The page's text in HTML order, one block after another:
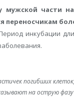
части
инкубации
погибших
на острую фазу